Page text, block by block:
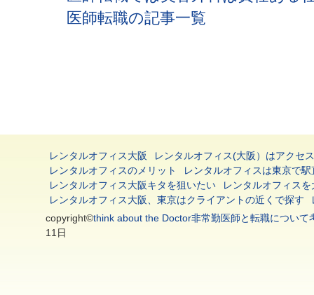
医師転職の記事一覧
レンタルオフィス大阪
レンタルオフィス(大阪）はアクセ
レンタルオフィスのメリット
レンタルオフィスは東京で駅
レンタルオフィス大阪キタを狙いたい
レンタルオフィス
レンタルオフィス大阪、東京はクライアントの近くで探す
copyright©think about the Doctor非常勤医師と転職について
11日